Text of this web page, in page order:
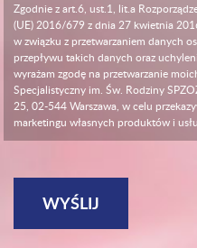
Zgodnie z art.6, ust.1, lit.a
(UE) 2016/679 z dnia 27 kwietnia
w związku z przetwarzaniem danych
przepływu takich danych oraz
wyrażam zgodę na przetwarzanie
Specjalistyczny im. Św. Rodziny
25, 02-544 Warszawa, w celu
marketingu własnych produktów i